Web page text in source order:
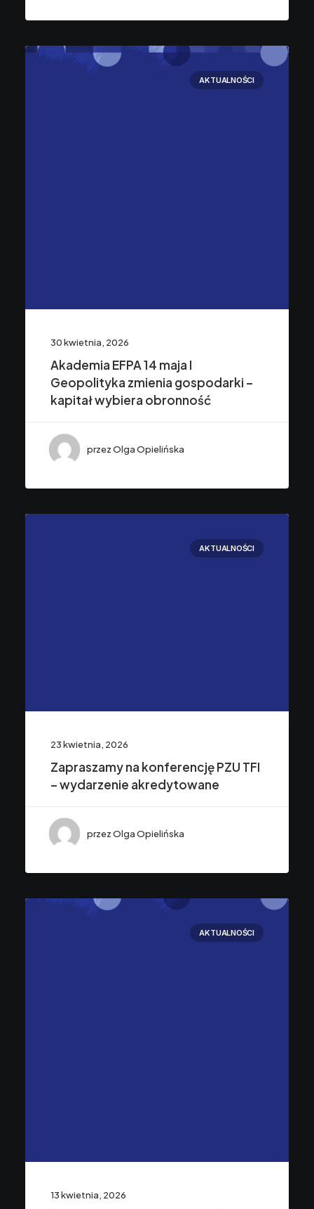
AKTUALNOŚCI
30 kwietnia, 2026
Akademia EFPA 14 maja I
Geopolityka zmienia gospodarki –
kapitał wybiera obronność
przez Olga Opielińska
AKTUALNOŚCI
23 kwietnia, 2026
Zapraszamy na konferencję PZU TFI
– wydarzenie akredytowane
przez Olga Opielińska
AKTUALNOŚCI
13 kwietnia, 2026